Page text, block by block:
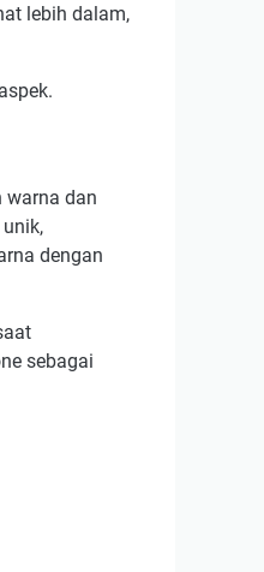
lebih dalam,
warna dan
dengan
sebagai